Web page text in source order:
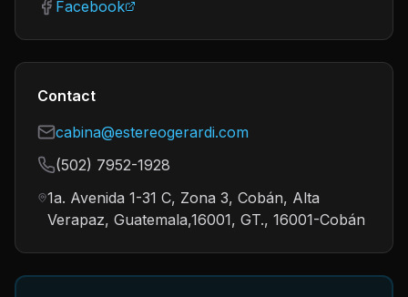
Facebook
Contact
cabina@estereogerardi.com
(502) 7952-1928
1a. Avenida 1-31 C, Zona 3, Cobán, Alta
Verapaz, Guatemala,16001, GT., 16001-Cobán